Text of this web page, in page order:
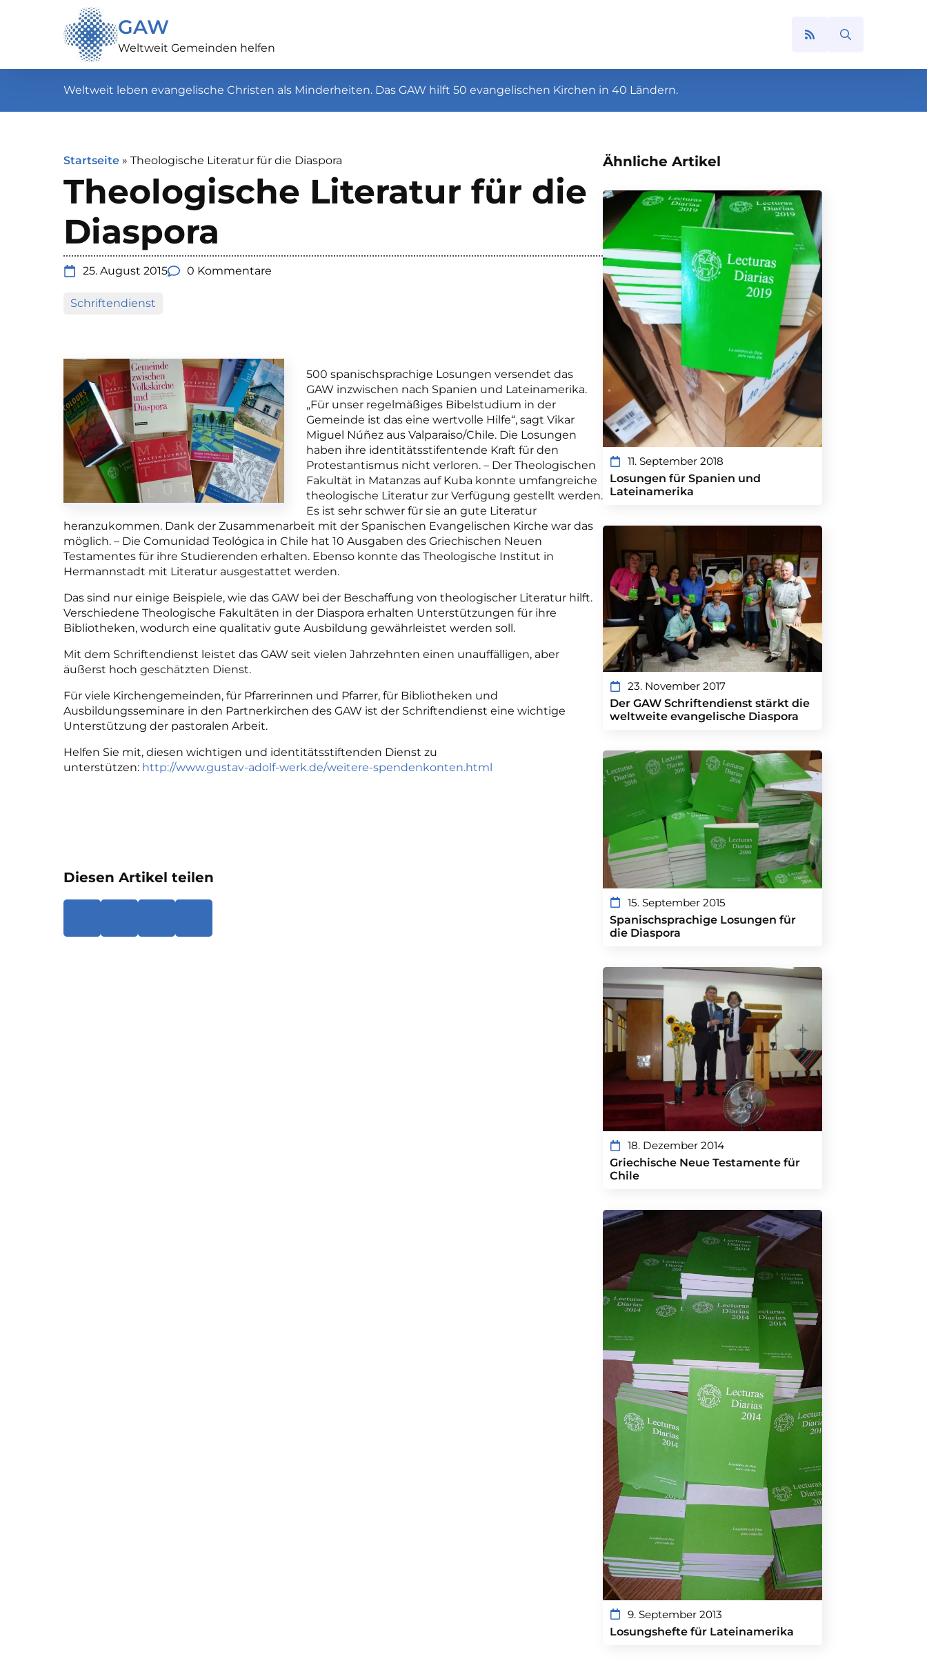
GAW
Weltweit Gemeinden helfen
Weltweit leben evangelische Christen als Minderheiten. Das GAW hilft 50 evangelischen Kirchen in 40 Ländern.
Startseite » Theologische Literatur für die Diaspora
Theologische Literatur für die
Diaspora
25. August 2015 0 Kommentare
Schriftendienst
500 spanischsprachige Losungen versendet das
GAW inzwischen nach Spanien und Lateinamerika.
„Für unser regelmäßiges Bibelstudium in der
Gemeinde ist das eine wertvolle Hilfe“, sagt Vikar
Miguel Núñez aus Valparaiso/Chile. Die Losungen
haben ihre identitätsstifentende Kraft für den
Protestantismus nicht verloren. – Der Theologischen
Fakultät in Matanzas auf Kuba konnte umfangreiche
theologische Literatur zur Verfügung gestellt werden.
Es ist sehr schwer für sie an gute Literatur
heranzukommen. Dank der Zusammenarbeit mit der Spanischen Evangelischen Kirche war das
möglich. – Die Comunidad Teológica in Chile hat 10 Ausgaben des Griechischen Neuen
Testamentes für ihre Studierenden erhalten. Ebenso konnte das Theologische Institut in
Hermannstadt mit Literatur ausgestattet werden.
Das sind nur einige Beispiele, wie das GAW bei der Beschaffung von theologischer Literatur hilft.
Verschiedene Theologische Fakultäten in der Diaspora erhalten Unterstützungen für ihre
Bibliotheken, wodurch eine qualitativ gute Ausbildung gewährleistet werden soll.
Mit dem Schriftendienst leistet das GAW seit vielen Jahrzehnten einen unauffälligen, aber
äußerst hoch geschätzten Dienst.
Für viele Kirchengemeinden, für Pfarrerinnen und Pfarrer, für Bibliotheken und
Ausbildungsseminare in den Partnerkirchen des GAW ist der Schriftendienst eine wichtige
Unterstützung der pastoralen Arbeit.
Helfen Sie mit, diesen wichtigen und identitätsstiftenden Dienst zu
unterstützen: http://www.gustav-adolf-werk.de/weitere-spendenkonten.html
Diesen Artikel teilen
Ähnliche Artikel
11. September 2018
Losungen für Spanien und
Lateinamerika
23. November 2017
Der GAW Schriftendienst stärkt die
weltweite evangelische Diaspora
15. September 2015
Spanischsprachige Losungen für
die Diaspora
18. Dezember 2014
Griechische Neue Testamente für
Chile
9. September 2013
Losungshefte für Lateinamerika